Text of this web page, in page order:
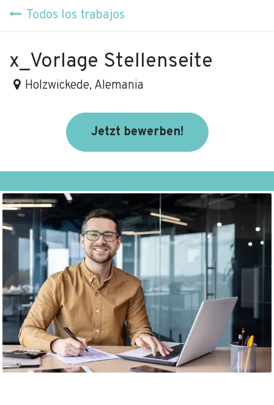
Ir al contenido
Todos los trabajos
x_Vorlage Stellenseite
Holzwickede,Alemania
Jetzt bewe​rben!